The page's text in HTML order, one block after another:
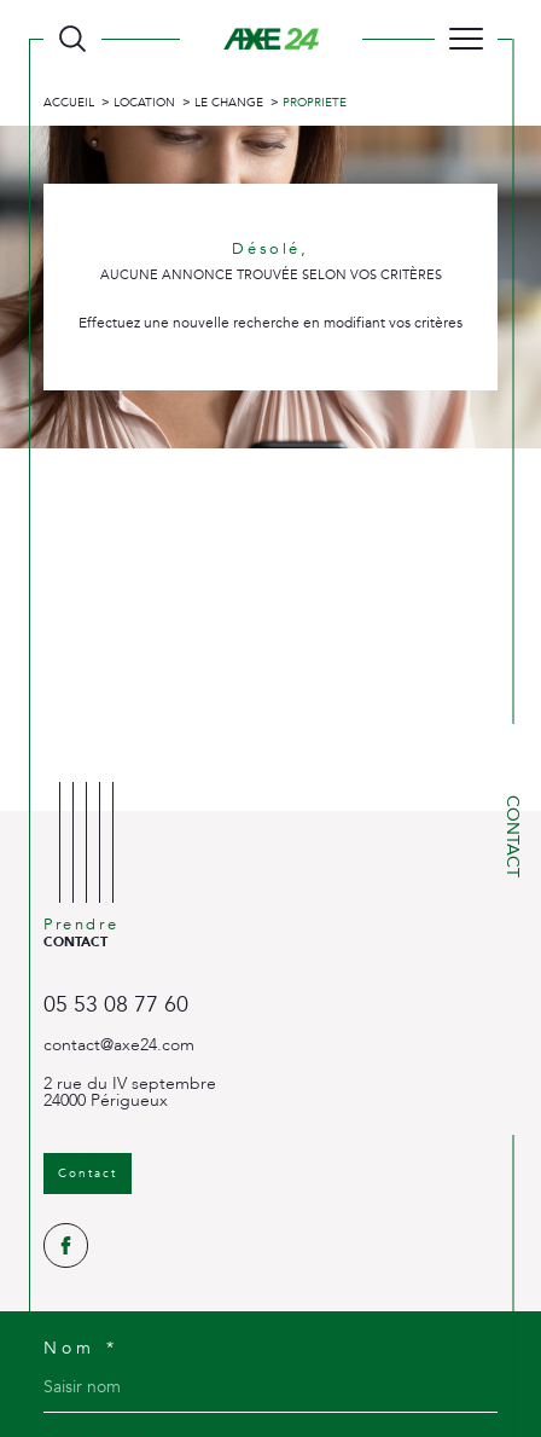
CONTACT
ACCUEIL LOCATION LE CHANGE PROPRIETE
Désolé,
AUCUNE ANNONCE TROUVÉE SELON VOS CRITÈRES
Effectuez une nouvelle recherche en modifiant vos critères
Nom *
Prendre
CONTACT
05 53 08 77 60
contact@axe24.com
2 rue du IV septembre
24000 Périgueux
Contact